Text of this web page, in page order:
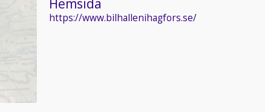
https://www.bilhallenihagfors.se/